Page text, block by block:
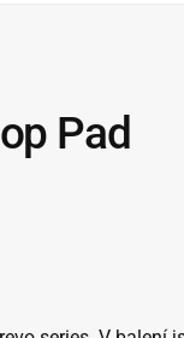
Pad